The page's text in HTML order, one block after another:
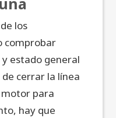
los
comprobar
estado general
cerrar la línea
motor para
hay que